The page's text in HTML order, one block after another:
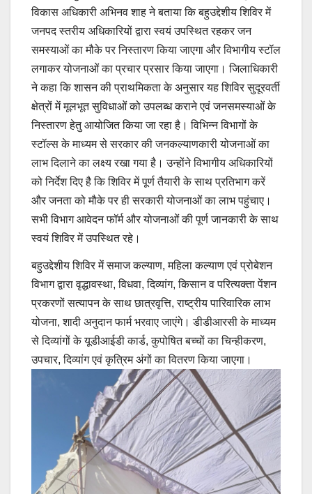
विकास अधिकारी अभिनव शाह ने बताया कि बहुउद्देशीय शिविर में
जनपद स्तरीय अधिकारियों द्वारा स्वयं उपस्थित रहकर जन
समस्याओं का मौके पर निस्तारण किया जाएगा और विभागीय स्टॉल
लगाकर योजनाओं का प्रचार प्रसार किया जाएगा। जिलाधिकारी
ने कहा कि शासन की प्राथमिकता के अनुसार यह शिविर सुदूरवर्ती
क्षेत्रों में मूलभूत सुविधाओं को उपलब्ध कराने एवं जनसमस्याओं के
निस्तारण हेतु आयोजित किया जा रहा है। विभिन्न विभागों के
स्टॉल्स के माध्यम से सरकार की जनकल्याणकारी योजनाओं का
लाभ दिलाने का लक्ष्य रखा गया है। उन्होंने विभागीय अधिकारियों
को निर्देश दिए है कि शिविर में पूर्ण तैयारी के साथ प्रतिभाग करें
और जनता को मौके पर ही सरकारी योजनाओं का लाभ पहुंचाए।
सभी विभाग आवेदन फॉर्म और योजनाओं की पूर्ण जानकारी के साथ
स्वयं शिविर में उपस्थित रहे।
बहुउद्देशीय शिविर में समाज कल्याण, महिला कल्याण एवं प्रोबेशन
विभाग द्वारा वृद्धावस्था, विधवा, दिव्यांग, किसान व परित्यक्ता पेंशन
प्रकरणों सत्यापन के साथ छात्रवृत्ति, राष्ट्रीय पारिवारिक लाभ
योजना, शादी अनुदान फार्म भरवाए जाएंगे। डीडीआरसी के माध्यम
से दिव्यांगों के यूडीआईडी कार्ड, कुपोषित बच्चों का चिन्हीकरण,
उपचार, दिव्यांग एवं कृत्रिम अंगों का वितरण किया जाएगा।